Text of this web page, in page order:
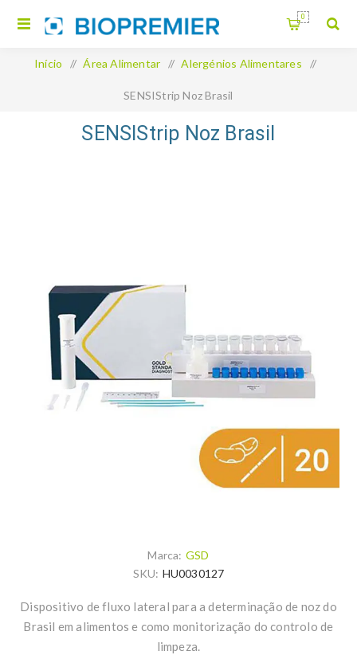
0
Início / Área Alimentar / Alergénios Alimentares /
SENSIStrip Noz Brasil
SENSIStrip Noz Brasil
Marca: GSD
SKU: HU0030127
Dispositivo de fluxo lateral para a determinação de noz do
Brasil em alimentos e como monitorização do controlo de
limpeza.